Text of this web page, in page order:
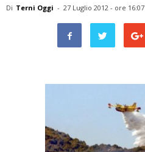
Di Terni Oggi - 27 Luglio 2012 - ore 16:07